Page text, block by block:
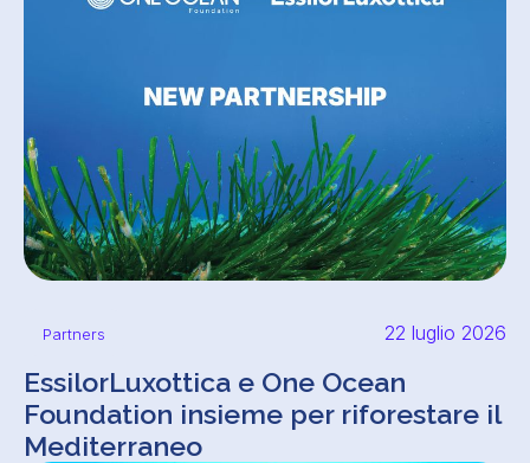
Partners 22 luglio 2026
EssilorLuxottica e One Ocean
Foundation insieme per riforestare il
Mediterraneo